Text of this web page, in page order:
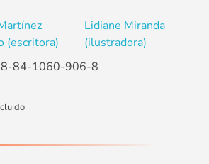
(escritora)
Lidiane Miranda
(ilustradora)
84-1060-906-8